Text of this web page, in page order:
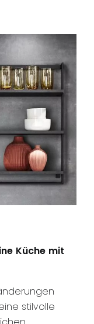
Küche mit
stilvolle